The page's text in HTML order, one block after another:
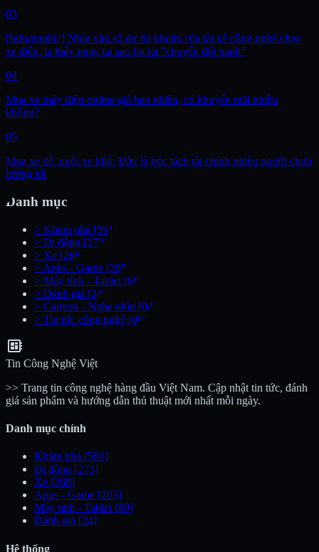
03
[Infographic] Nhìn vào số dư tài khoản của tài xế công nghệ chạy
xe điện, ta thấy ngay tại sao họ lại "chuyển đổi xanh"
04
Mua xe máy điện online giá bao nhiêu, có khuyến mãi nhiều
không?
05
Mua xe dễ, nuôi xe khó: Đây là bóc tách tài chính nhiều người chưa
lường tới
Danh mục
> Khám phá [591]
> Di động [273]
> Xe [268]
> Apps - Game [205]
> Máy tính - Tablet [69]
> Đánh giá [24]
> Camera - Nghe nhìn [04]
> Tin tức công nghệ [00]
developer_board
Tin Công Nghệ Việt
>> Trang tin công nghệ hàng đầu Việt Nam. Cập nhật tin tức, đánh
giá sản phẩm và hướng dẫn thủ thuật mới nhất mỗi ngày.
Danh mục chính
Khám phá [591]
Di động [273]
Xe [268]
Apps - Game [205]
Máy tính - Tablet [69]
Đánh giá [24]
Hệ thống